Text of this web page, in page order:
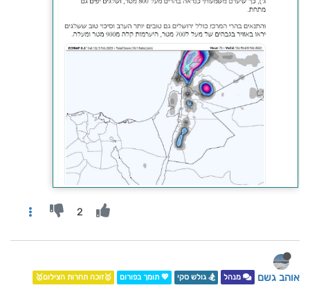
2
אוהב גשם מנהל 🏂 גולש סקי 💖 תומך בפורום 🥇זוכה תחרות הצילום🥇